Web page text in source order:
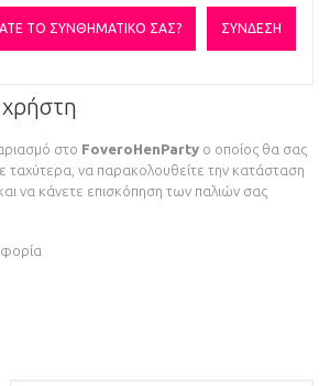
ΤΟ ΣΥΝΘΗΜΑΤΙΚΌ ΣΑΣ?
στο FoveroHenParty ο οποίος θα σας
ταχύτερα, να παρακολουθείτε την κατάσταση
να κάνετε επισκόπηση των παλιών σας